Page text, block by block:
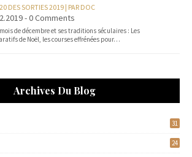
DES SORTIES 2019 | PAR DOC
- 0 Comments
de décembre et ses traditions séculaires : Les
de Noël, les courses effrénées pour…
Archives Du Blog
31
24